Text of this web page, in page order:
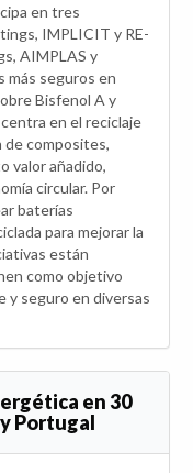
en tres
IMPLICIT y RE-
AIMPLAS y
más seguros en
Bisfenol A y
en el reciclaje
de composites,
valor añadido,
circular. Por
baterías
para mejorar la
están
como objetivo
y seguro en diversas
en 30
Portugal